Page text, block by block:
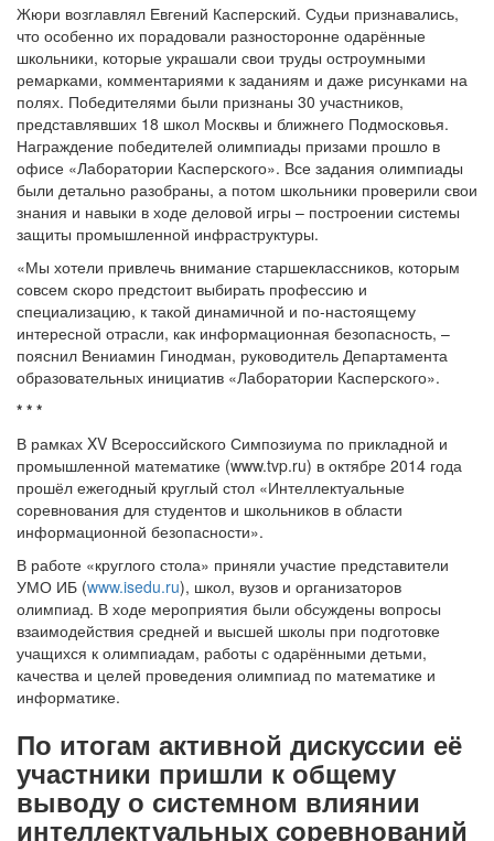
Жюри возглавлял Евгений Касперский. Судьи признавались,
что особенно их порадовали разносторонне одарённые
школьники, которые украшали свои труды остроумными
ремарками, комментариями к заданиям и даже рисунками на
полях. Победителями были признаны 30 участников,
представлявших 18 школ Москвы и ближнего Подмосковья.
Награждение победителей олимпиады призами прошло в
офисе «Лаборатории Касперского». Все задания олимпиады
были детально разобраны, а потом школьники проверили свои
знания и навыки в ходе деловой игры – построении системы
защиты промышленной инфраструктуры.
«Мы хотели привлечь внимание старшеклассников, которым
совсем скоро предстоит выбирать профессию и
специализацию, к такой динамичной и по-настоящему
интересной отрасли, как информационная безопасность, –
пояснил Вениамин Гинодман, руководитель Департамента
образовательных инициатив «Лаборатории Касперского».
* * *
В рамках XV Всероссийского Симпозиума по прикладной и
промышленной математике (www.tvp.ru) в октябре 2014 года
прошёл ежегодный круглый стол «Интеллектуальные
соревнования для студентов и школьников в области
информационной безопасности».
В работе «круглого стола» приняли участие представители
УМО ИБ (www.isedu.ru), школ, вузов и организаторов
олимпиад. В ходе мероприятия были обсуждены вопросы
взаимодействия средней и высшей школы при подготовке
учащихся к олимпиадам, работы с одарёнными детьми,
качества и целей проведения олимпиад по математике и
информатике.
По итогам активной дискуссии её
участники пришли к общему
выводу о системном влиянии
интеллектуальных соревнований